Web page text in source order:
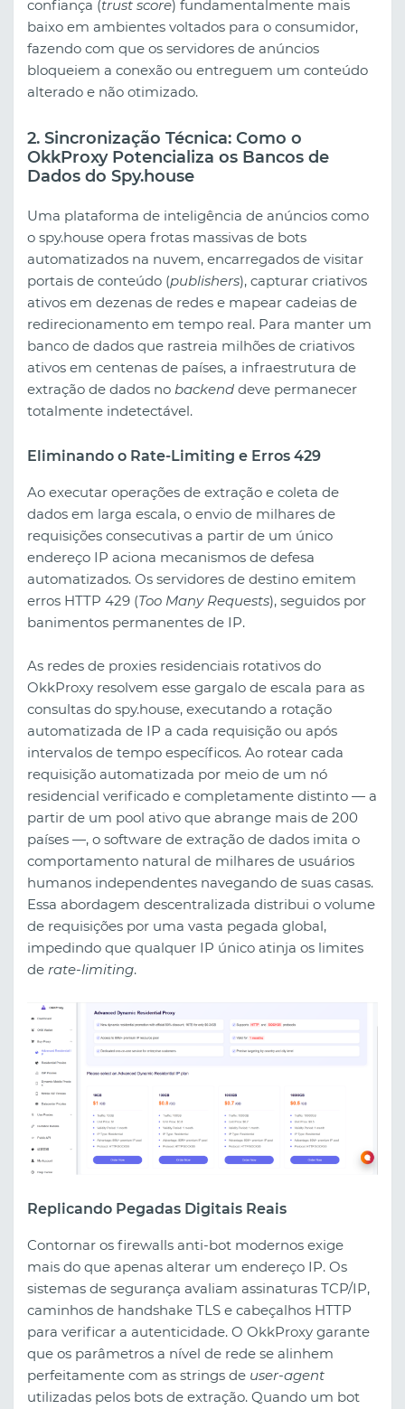
confiança (trust score) fundamentalmente mais
baixo em ambientes voltados para o consumidor,
fazendo com que os servidores de anúncios
bloqueiem a conexão ou entreguem um conteúdo
alterado e não otimizado.
2. Sincronização Técnica: Como o
OkkProxy Potencializa os Bancos de
Dados do Spy.house
Uma plataforma de inteligência de anúncios como
o spy.house opera frotas massivas de bots
automatizados na nuvem, encarregados de visitar
portais de conteúdo (publishers), capturar criativos
ativos em dezenas de redes e mapear cadeias de
redirecionamento em tempo real. Para manter um
banco de dados que rastreia milhões de criativos
ativos em centenas de países, a infraestrutura de
extração de dados no backend deve permanecer
totalmente indetectável.
Eliminando o Rate-Limiting e Erros 429
Ao executar operações de extração e coleta de
dados em larga escala, o envio de milhares de
requisições consecutivas a partir de um único
endereço IP aciona mecanismos de defesa
automatizados. Os servidores de destino emitem
erros HTTP 429 (Too Many Requests), seguidos por
banimentos permanentes de IP.
As redes de proxies residenciais rotativos do
OkkProxy resolvem esse gargalo de escala para as
consultas do spy.house, executando a rotação
automatizada de IP a cada requisição ou após
intervalos de tempo específicos. Ao rotear cada
requisição automatizada por meio de um nó
residencial verificado e completamente distinto — a
partir de um pool ativo que abrange mais de 200
países —, o software de extração de dados imita o
comportamento natural de milhares de usuários
humanos independentes navegando de suas casas.
Essa abordagem descentralizada distribui o volume
de requisições por uma vasta pegada global,
impedindo que qualquer IP único atinja os limites
de rate-limiting.
Replicando Pegadas Digitais Reais
Contornar os firewalls anti-bot modernos exige
mais do que apenas alterar um endereço IP. Os
sistemas de segurança avaliam assinaturas TCP/IP,
caminhos de handshake TLS e cabeçalhos HTTP
para verificar a autenticidade. O OkkProxy garante
que os parâmetros a nível de rede se alinhem
perfeitamente com as strings de user-agent
utilizadas pelos bots de extração. Quando um bot